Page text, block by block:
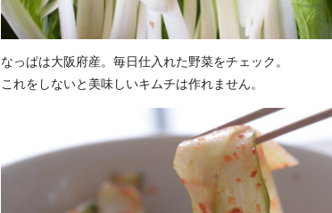
なっぱは大阪府産。毎日仕入れた野菜をチェック。
これをしないと美味しいキムチは作れません。